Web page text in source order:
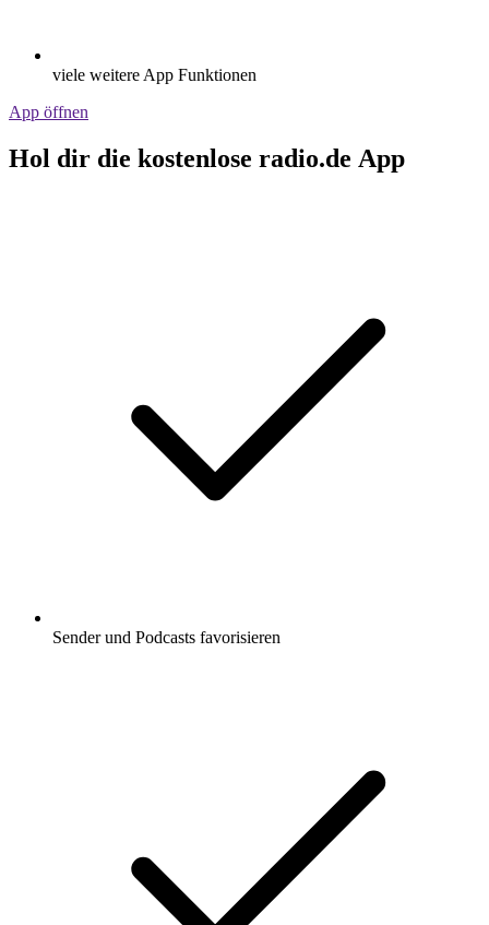
viele weitere App Funktionen
App öffnen
Hol dir die kostenlose radio.de App
Sender und Podcasts favorisieren